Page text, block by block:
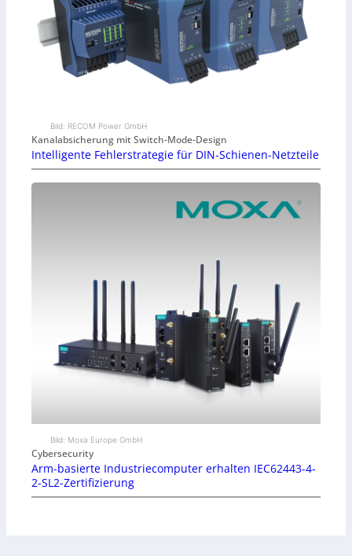
Bild: RECOM Power GmbH
Kanalabsicherung mit Switch-Mode-Design
Intelligente Fehlerstrategie für DIN-Schienen-Netzteile
Bild: Moxa Europe GmbH
Cybersecurity
Arm-basierte Industriecomputer erhalten IEC62443-4-
2-SL2-Zertifizierung